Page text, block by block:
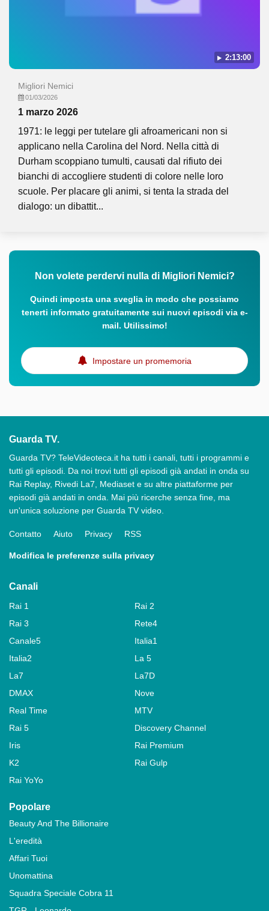
2:13:00
Migliori Nemici
01/03/2026
1 marzo 2026
1971: le leggi per tutelare gli afroamericani non si
applicano nella Carolina del Nord. Nella città di
Durham scoppiano tumulti, causati dal rifiuto dei
bianchi di accogliere studenti di colore nelle loro
scuole. Per placare gli animi, si tenta la strada del
dialogo: un dibattit...
Non volete perdervi nulla di Migliori Nemici?
Quindi imposta una sveglia in modo che possiamo
tenerti informato gratuitamente sui nuovi episodi via e-
mail. Utilissimo!
Impostare un promemoria
Guarda TV.
Guarda TV? TeleVideoteca.it ha tutti i canali, tutti i programmi e
tutti gli episodi. Da noi trovi tutti gli episodi già andati in onda su
Rai Replay, Rivedi La7, Mediaset e su altre piattaforme per
episodi già andati in onda. Mai più ricerche senza fine, ma
un'unica soluzione per Guarda TV video.
Contatto Aiuto Privacy RSS
Modifica le preferenze sulla privacy
Canali
Rai 1
Rai 2
Rai 3
Rete4
Canale5
Italia1
Italia2
La 5
La7
La7D
DMAX
Nove
Real Time
MTV
Rai 5
Discovery Channel
Iris
Rai Premium
K2
Rai Gulp
Rai YoYo
Popolare
Beauty And The Billionaire
L'eredità
Affari Tuoi
Unomattina
Squadra Speciale Cobra 11